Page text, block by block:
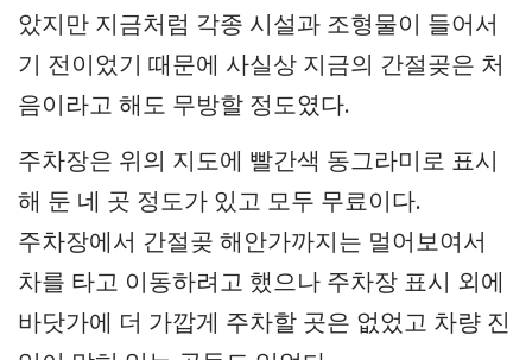
았지만 지금처럼 각종 시설과 조형물이 들어서
기 전이었기 때문에 사실상 지금의 간절곶은 처
음이라고 해도 무방할 정도였다.
주차장은 위의 지도에 빨간색 동그라미로 표시
해 둔 네 곳 정도가 있고 모두 무료이다.
주차장에서 간절곶 해안가까지는 멀어보여서
차를 타고 이동하려고 했으나 주차장 표시 외에
바닷가에 더 가깝게 주차할 곳은 없었고 차량 진